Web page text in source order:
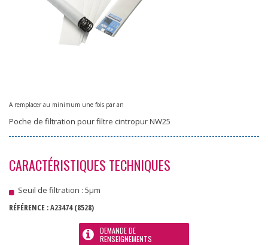
A remplacer au minimum une fois par an
Poche de filtration pour filtre cintropur NW25
CARACTÉRISTIQUES TECHNIQUES
Seuil de filtration : 5µm
RÉFÉRENCE :A23474(8528)
DEMANDE DE
RENSEIGNEMENTS